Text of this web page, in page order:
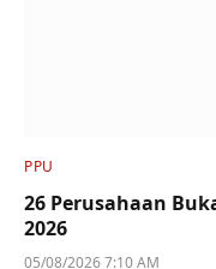
PPU
26 Perusahaan
2026
05/08/2026 7:10 AM